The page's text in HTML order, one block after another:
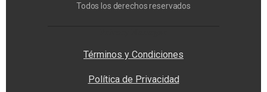
Todos los derechos reservados
Términos y Condiciones
Política de Privacidad